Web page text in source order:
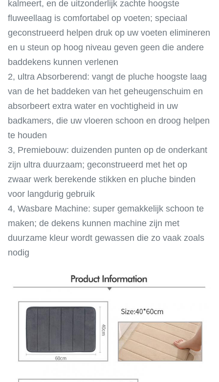
kalmeert, en de uitzonderlijk zachte hoogste
fluweellaag is comfortabel op voeten; speciaal
geconstrueerd helpen druk op uw voeten elimineren
en u steun op hoog niveau geven geen die andere
baddekens kunnen verlenen
2, ultra Absorberend: vangt de pluche hoogste laag
van de het baddeken van het geheugenschuim en
absorbeert extra water en vochtigheid in uw
badkamers, die uw vloeren schoon en droog helpen
te houden
3, Premiebouw: duizenden punten op de onderkant
zijn ultra duurzaam; geconstrueerd met het op
zwaar werk berekende stikken en pluche binden
voor langdurig gebruik
4, Wasbare Machine: super gemakkelijk schoon te
maken; de dekens kunnen machine zijn met
duurzame kleur wordt gewassen die zo vaak zoals
nodig